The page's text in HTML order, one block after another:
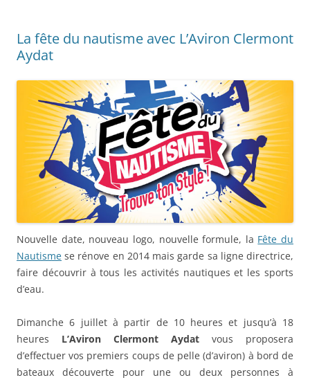
La fête du nautisme avec L’Aviron Clermont
Aydat
Nouvelle date, nouveau logo, nouvelle formule, la Fête du
Nautisme se rénove en 2014 mais garde sa ligne directrice,
faire découvrir à tous les activités nautiques et les sports
d’eau.
Dimanche 6 juillet à partir de 10 heures et jusqu’à 18
heures L’Aviron Clermont Aydat vous proposera
d’effectuer vos premiers coups de pelle (d’aviron) à bord de
bateaux découverte pour une ou deux personnes à